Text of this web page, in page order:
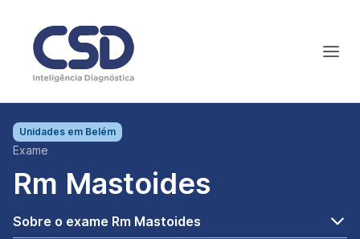
Unidades em Belém
Exame
Rm Mastoides
Sobre o exame Rm Mastoides